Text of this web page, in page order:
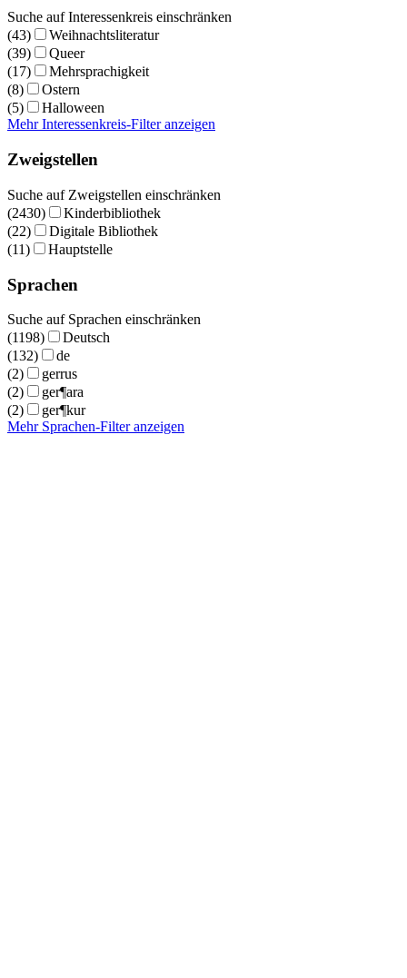
Suche auf Interessenkreis einschränken
(43)
Weihnachtsliteratur
(39)
Queer
(17)
Mehrsprachigkeit
(8)
Ostern
(5)
Halloween
Mehr Interessenkreis-Filter anzeigen
Zweigstellen
Suche auf Zweigstellen einschränken
(2430)
Kinderbibliothek
(22)
Digitale Bibliothek
(11)
Hauptstelle
Sprachen
Suche auf Sprachen einschränken
(1198)
Deutsch
(132)
de
(2)
gerrus
(2)
ger¶ara
(2)
ger¶kur
Mehr Sprachen-Filter anzeigen